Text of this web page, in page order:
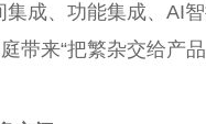
成、功能集成、AI
带来“把繁杂交给产